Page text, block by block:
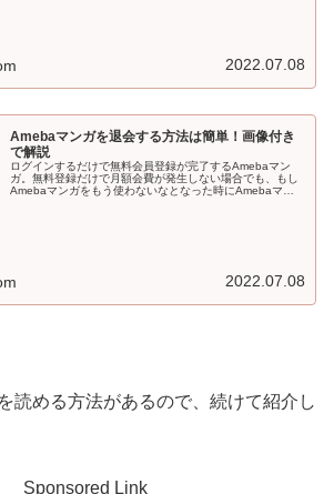
2022.07.08
Amebaマンガを退会する方法は簡単！画像付き
で解説
ログインするだけで無料会員登録が完了するAmebaマン
ガ。無料登録だけで月額会費が発生しない場合でも、もし
Amebaマンガをもう使わないなとなった時にAmebaマン
2022.07.08
読める方法があるので、続けて紹介し
Sponsored Link